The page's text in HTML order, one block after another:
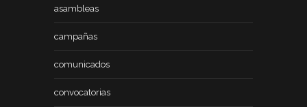
asambleas
campañas
comunicados
convocatorias